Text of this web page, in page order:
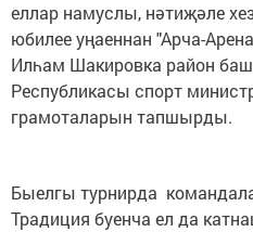
еллар намуслы, нәтиҗәле
юбилее уңаеннан "Арча-
Илһам Шакировка район
Республикасы спорт
грамоталарын тапшырды.
Быелгы турнирда
Традиция буенча ел да